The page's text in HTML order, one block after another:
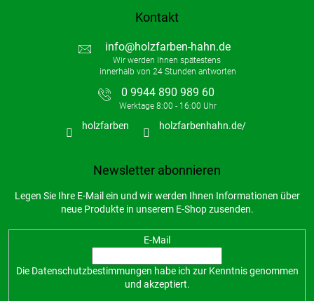
Kontakt
info@holzfarben-hahn.de
0 9944 890 989 60
holzfarben holzfarbenhahn.de/
Newsletter abonnieren
Legen Sie Ihre E-Mail ein und wir werden Ihnen Informationen über
neue Produkte in unserem E-Shop zusenden.
E-Mail
Die Datenschutzbestimmungen habe ich zur Kenntnis genommen
und akzeptiert.